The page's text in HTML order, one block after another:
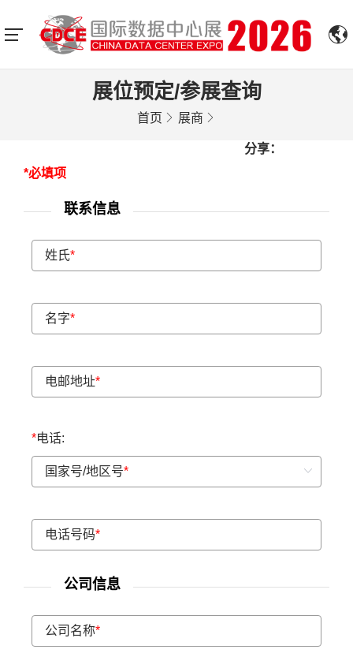
展位预定/参展查询
首页 展商
分享：
*必填项
联系信息
姓氏*
名字*
电邮地址*
*电话:
国家号/地区号*
电话号码*
公司信息
公司名称*